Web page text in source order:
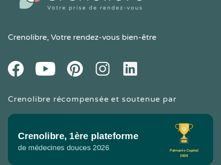
Crenolibre, Votre rendez-vous bien-être
FacebookYoutube PinteresetInstagramLinkedIn
Crenolibre récompensée et soutenue par